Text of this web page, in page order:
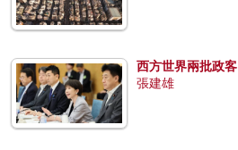
西方世界兩批政客
張建雄